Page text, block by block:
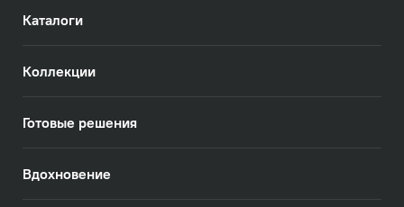
Каталоги
Коллекции
Готовые решения
Вдохновение